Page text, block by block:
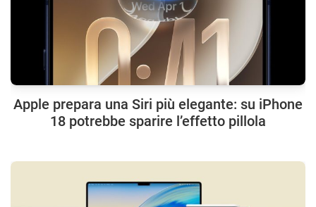
Apple prepara una Siri più elegante: su iPhone
18 potrebbe sparire l’effetto pillola